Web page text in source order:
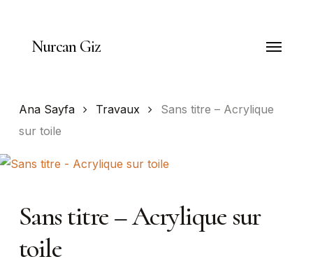
Nurcan Giz Menu
Ana Sayfa Travaux
Sans titre – Acrylique
sur toile
Sans titre – Acrylique sur
toile